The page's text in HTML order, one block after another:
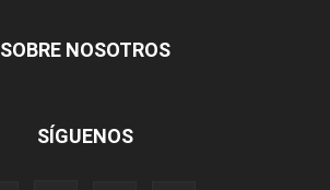
SOBRE NOSOTROS
SÍGUENOS